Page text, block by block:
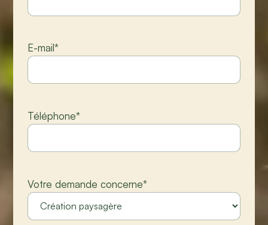
E-mail*
Téléphone*
Votre demande concerne*